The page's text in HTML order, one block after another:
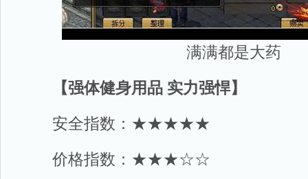
满满都是大药
【强体健身用品 实力强悍】
安全指数：★★★★★
价格指数：★★★☆☆